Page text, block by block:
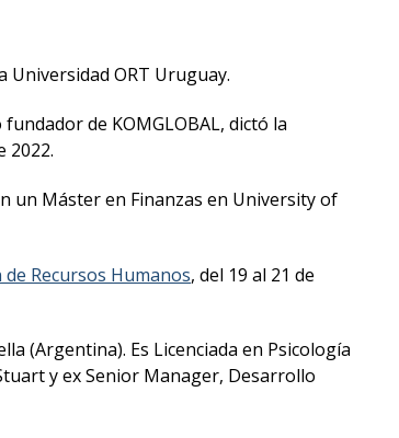
Eventos
anteriores
en
medios
Universidad ORT Uruguay.
de KOMGLOBAL, dictó la
2022.
un Máster en Finanzas en University of
Recursos Humanos, del 19 al 21 de
(Argentina). Es Licenciada en Psicología
y ex Senior Manager, Desarrollo